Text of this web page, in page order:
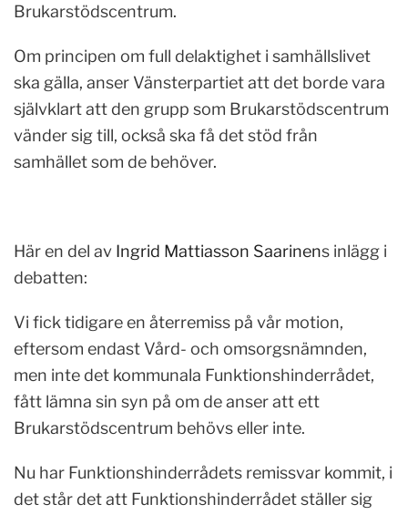
Brukarstödscentrum.
Om principen om full delaktighet i samhällslivet
ska gälla, anser Vänsterpartiet att det borde vara
självklart att den grupp som Brukarstödscentrum
vänder sig till, också ska få det stöd från
samhället som de behöver.
Här en del av Ingrid Mattiasson Saarinens inlägg i
debatten:
Vi fick tidigare en återremiss på vår motion,
eftersom endast Vård- och omsorgsnämnden,
men inte det kommunala Funktionshinderrådet,
fått lämna sin syn på om de anser att ett
Brukarstödscentrum behövs eller inte.
Nu har Funktionshinderrådets remissvar kommit, i
det står det att Funktionshinderrådet ställer sig